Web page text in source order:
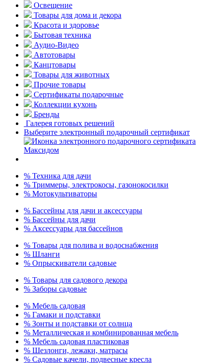
Освещение
Товары для дома и декора
Красота и здоровье
Бытовая техника
Аудио-Видео
Автотовары
Канцтовары
Товары для животных
Прочие товары
Сертификаты подарочные
Коллекции кухонь
Бренды
Галерея готовых решений
Выберите электронный подарочный сертификат
% Техника для дачи
% Триммеры, электрокосы, газонокосилки
% Мотокультиваторы
% Бассейны для дачи и аксессуары
% Бассейны для дачи
% Аксессуары для бассейнов
% Товары для полива и водоснабжения
% Шланги
% Опрыскиватели садовые
% Товары для садового декора
% Заборы садовые
% Мебель садовая
% Гамаки и подставки
% Зонты и подставки от солнца
% Металлическая и комбинированная мебель
% Мебель садовая пластиковая
% Шезлонги, лежаки, матрасы
% Садовые качели, подвесные кресла